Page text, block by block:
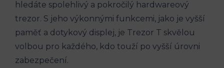
hledáte spolehlivý a pokročilý hardwareový
trezor. S jeho výkonnými funkcemi, jako je vyšší
paměť a dotykový displej, je Trezor T skvělou
volbou pro každého, kdo touží po vyšší úrovni
zabezpečení.